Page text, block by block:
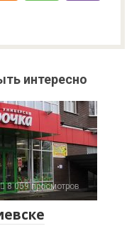
интересно
8 059 просмотров